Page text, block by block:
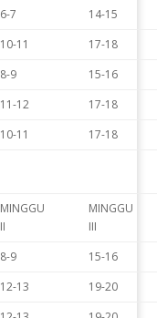
6-7
14-15
10-11
17-18
8-9
15-16
11-12
17-18
10-11 17-18
MINGGU
II
MINGGU
III
8-9
15-16
12-13
19-20